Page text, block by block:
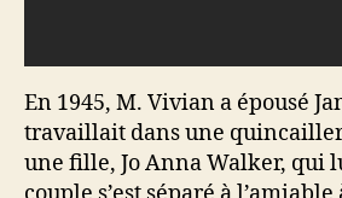
En 1945, M. Vivian a épousé
travaillait dans une
une fille, Jo Anna Walker, qui